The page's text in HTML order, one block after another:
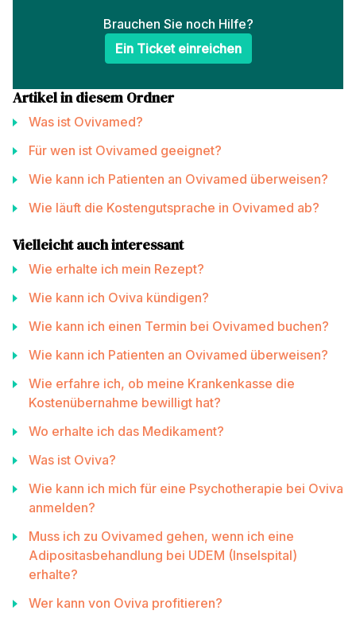
Brauchen Sie noch Hilfe?
Ein Ticket einreichen
Artikel in diesem Ordner
Was ist Ovivamed?
Für wen ist Ovivamed geeignet?
Wie kann ich Patienten an Ovivamed überweisen?
Wie läuft die Kostengutsprache in Ovivamed ab?
Vielleicht auch interessant
Wie erhalte ich mein Rezept?
Wie kann ich Oviva kündigen?
Wie kann ich einen Termin bei Ovivamed buchen?
Wie kann ich Patienten an Ovivamed überweisen?
Wie erfahre ich, ob meine Krankenkasse die
Kostenübernahme bewilligt hat?
Wo erhalte ich das Medikament?
Was ist Oviva?
Wie kann ich mich für eine Psychotherapie bei Oviva
anmelden?
Muss ich zu Ovivamed gehen, wenn ich eine
Adipositasbehandlung bei UDEM (Inselspital)
erhalte?
Wer kann von Oviva profitieren?